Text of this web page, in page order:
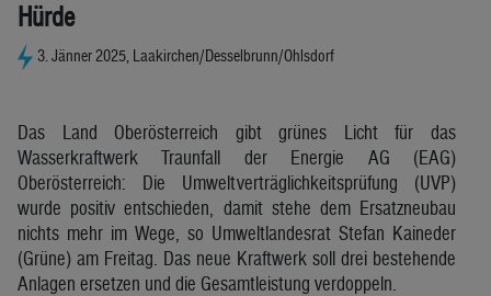
Hürde
3. Jänner 2025, Laakirchen/Desselbrunn/Ohlsdorf
Das Land Oberösterreich gibt grünes Licht für das
Wasserkraftwerk Traunfall der Energie AG (EAG)
Oberösterreich: Die Umweltverträglichkeitsprüfung (UVP)
wurde positiv entschieden, damit stehe dem Ersatzneubau
nichts mehr im Wege, so Umweltlandesrat Stefan Kaineder
(Grüne) am Freitag. Das neue Kraftwerk soll drei bestehende
Anlagen ersetzen und die Gesamtleistung verdoppeln.